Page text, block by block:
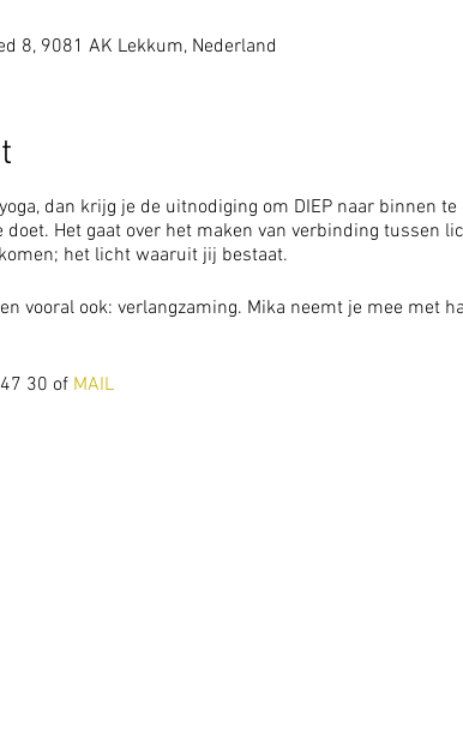
8, 9081 AK Lekkum, Nederland
dan krijg je de uitnodiging om DIEP naar binnen
Het gaat over het maken van verbinding tussen
het licht waaruit jij bestaat.
vooral ook: verlangzaming. Mika neemt je mee met
30 of MAIL